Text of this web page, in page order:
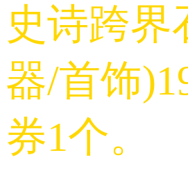
史诗跨界
器/首饰
券1个。